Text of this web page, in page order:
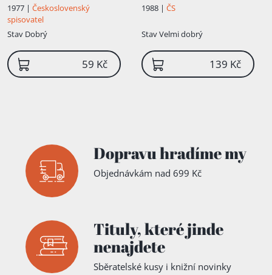
1977 | Československý
spisovatel
Stav Dobrý
59 Kč
1988 | ČS
StavVelmi dobrý
139 Kč
Dopravu hradíme my
Objednávkám nad 699 Kč
Tituly,které jinde
nenajdete
Sběratelské kusy i knižní novinky